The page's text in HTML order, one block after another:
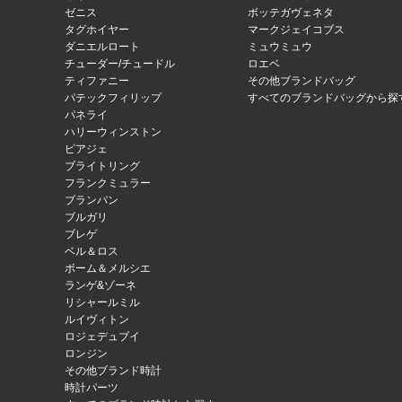
ゼニス
タグホイヤー
ダニエルロート
チューダー/チュードル
ティファニー
パテックフィリップ
パネライ
ハリーウィンストン
ピアジェ
ブライトリング
フランクミュラー
ブランパン
ブルガリ
ブレゲ
ベル＆ロス
ボーム＆メルシエ
ランゲ&ゾーネ
リシャールミル
ルイヴィトン
ロジェデュブイ
ロンジン
その他ブランド時計
時計パーツ
ボッテガヴェネタ
マークジェイコブス
ミュウミュウ
ロエベ
その他ブランドバッグ
すべてのブランドバッグから探